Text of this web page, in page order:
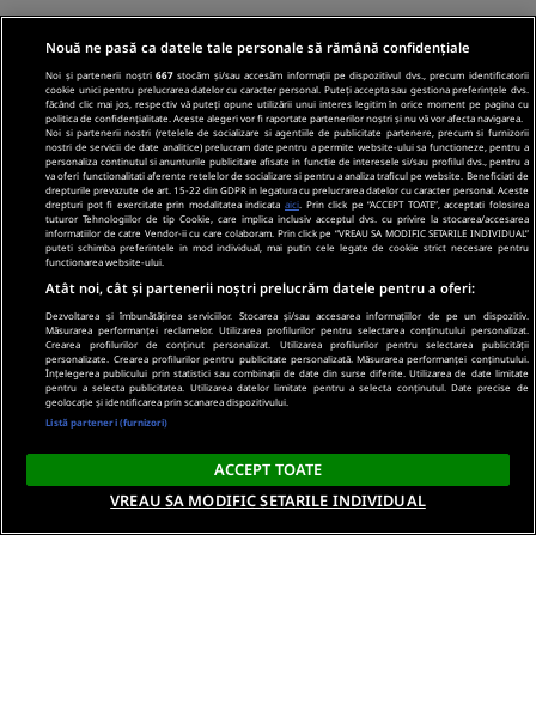
Nouă ne pasă ca datele tale personale să rămână confidențiale
Noi și partenerii noștri667 stocăm și/sau accesăm informații pe dispozitivul dvs., precum identificatorii
cookie unici pentru prelucrarea datelor cu caracter personal. Puteți accepta sau gestiona preferințele dvs.
făcând clic mai jos, respectiv vă puteți opune utilizării unui interes legitim în orice moment pe pagina cu
politica de confidențialitate. Aceste alegeri vor fi raportate partenerilor noștri și nu vă vor afecta navigarea.
Noi si partenerii nostri (retelele de socializare si agentiile de publicitate partenere, precum si furnizorii
nostri de servicii de date analitice) prelucram date pentru a permite website-ului sa functioneze, pentru a
personaliza continutul si anunturile publicitare afisate in functie de interesele si/sau profilul dvs., pentru a
va oferi functionalitati aferente retelelor de socializare si pentru a analiza traficul pe website. Beneficiati de
drepturile prevazute de art. 15-22 din GDPR in legatura cu prelucrarea datelor cu caracter personal. Aceste
drepturi pot fi exercitate prin modalitatea indicata aici . Prin click pe “ACCEPT TOATE”, acceptati folosirea
tuturor Tehnologiilor de tip Cookie, care implica inclusiv acceptul dvs. cu privire la stocarea/accesarea
informatiilor de catre Vendor-ii cu care colaboram. Prin click pe “VREAU SA MODIFIC SETARILE INDIVIDUAL”
puteti schimba preferintele in mod individual, mai putin cele legate de cookie strict necesare pentru
functionarea website-ului.
Atât noi, cât și partenerii noștri prelucrăm datele pentru a oferi:
Dezvoltarea și îmbunătățirea serviciilor. Stocarea și/sau accesarea informațiilor de pe un dispozitiv.
Măsurarea performanței reclamelor. Utilizarea profilurilor pentru selectarea conținutului personalizat.
Crearea profilurilor de conținut personalizat. Utilizarea profilurilor pentru selectarea publicității
personalizate. Crearea profilurilor pentru publicitate personalizată. Măsurarea performanței conținutului.
Înțelegerea publicului prin statistici sau combinații de date din surse diferite. Utilizarea de date limitate
pentru a selecta publicitatea. Utilizarea datelor limitate pentru a selecta conținutul. Date precise de
geolocație și identificarea prin scanarea dispozitivului.
Listă parteneri (furnizori)
ACCEPT TOATE
VREAU SA MODIFIC SETARILE INDIVIDUAL